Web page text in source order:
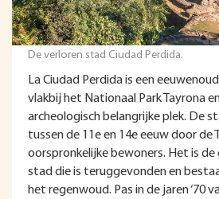
De verloren stad Ciudad Perdida.
La Ciudad Perdida is een
vlakbij het Nationaal Park Tayrona
archeologisch belangrijke plek. De
tussen de 11e en 14e eeuw door de
oorspronkelijke bewoners. Het is
stad die is teruggevonden en
het regenwoud. Pas in de jaren ‘70